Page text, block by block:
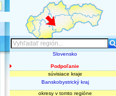
Slovensko
Podpoľanie
súvisiace kraje
Banskobystrický kraj
okresy v tomto regióne